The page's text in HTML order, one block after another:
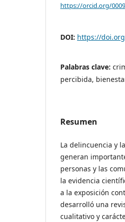
https://orcid.org/
DOI: https://
Palabras clave:
percibida,
Resumen
La delincuencia y
generan
personas y las
la evidencia
a la exposición
desarrolló una
cualitativo y